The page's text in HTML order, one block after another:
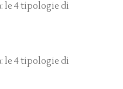
le 4 tipologie di
le 4 tipologie di